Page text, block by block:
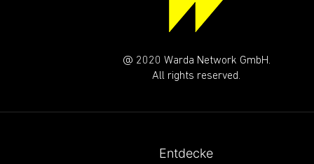
@ 2020 Warda Network GmbH.
All rights reserved.
Entdecke